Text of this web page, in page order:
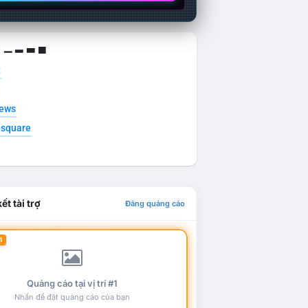
▁ ▂ ▃ ▄
tài trợ Đăng quảng cáo
Quảng cáo tại vị trí #1
Nhấn để đặt quảng cáo của bạn